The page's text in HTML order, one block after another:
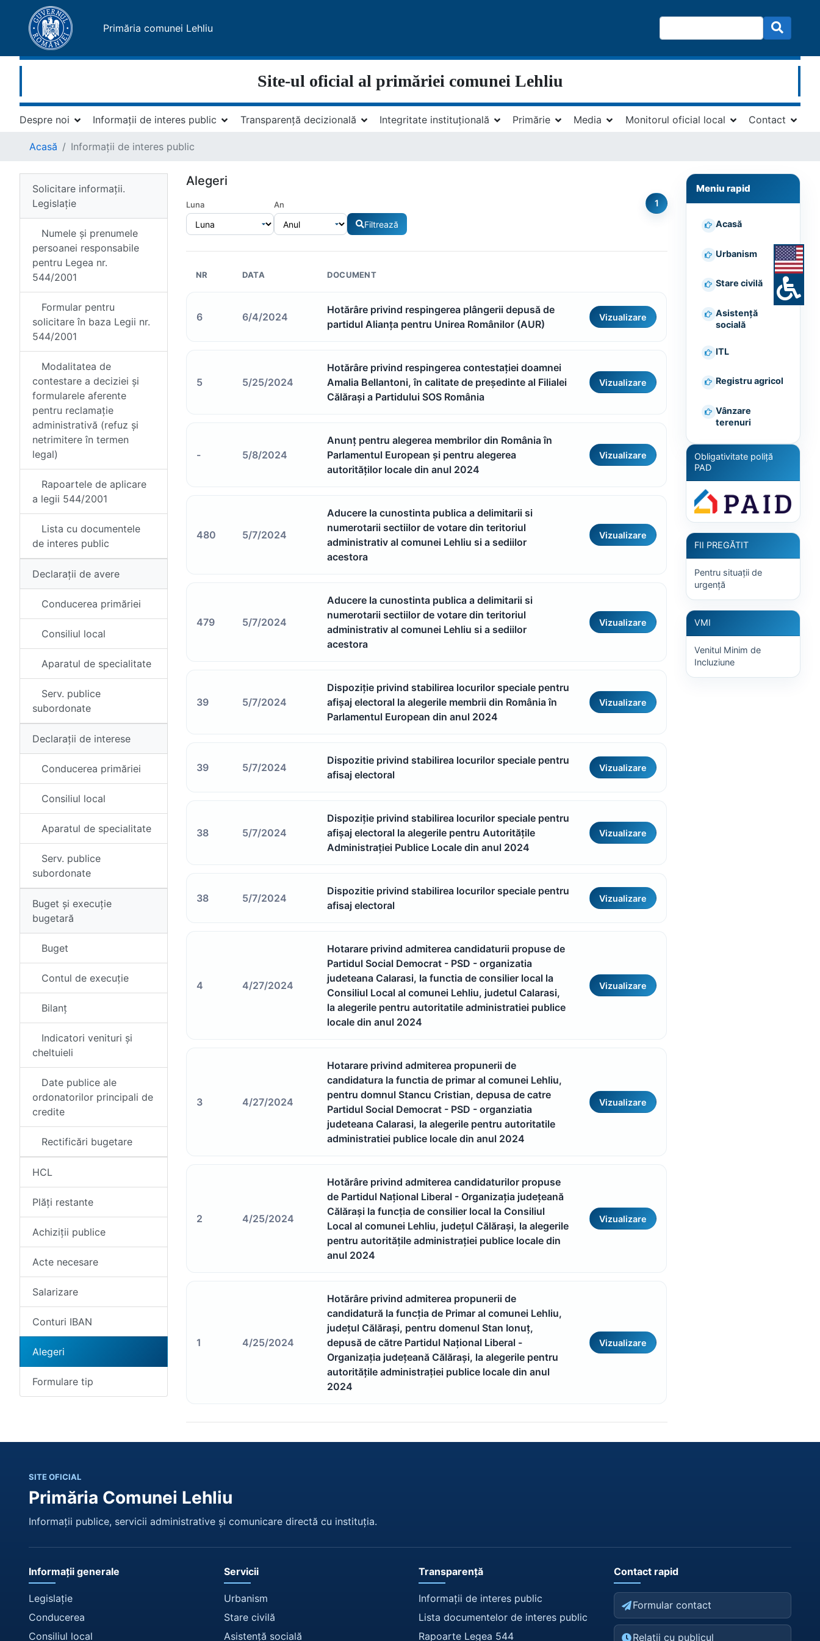
Primăria comunei Lehliu
Site-ul oficial al primăriei comunei Lehliu
Despre noi Informații de interes public Transparență decizională Integritate instituțională Primărie Media Monitorul oficial local Contact
Acasă Informații de interes public
Solicitare informații.
Legislație
Numele și prenumele
persoanei responsabile
pentru Legea nr.
544/2001
Formular pentru
solicitare în baza Legii nr.
544/2001
Modalitatea de
contestare a deciziei și
formularele aferente
pentru reclamație
administrativă (refuz și
netrimitere în termen
legal)
Rapoartele de aplicare
a legii 544/2001
Lista cu documentele
de interes public
Declarații de avere
Conducerea primăriei
Consiliul local
Aparatul de specialitate
Serv. publice
subordonate
Declarații de interese
Conducerea primăriei
Consiliul local
Aparatul de specialitate
Serv. publice
subordonate
Buget și execuție
bugetară
Buget
Contul de execuție
Bilanț
Indicatori venituri și
cheltuieli
Date publice ale
ordonatorilor principali de
credite
Rectificări bugetare
HCL
Plăți restante
Achiziții publice
Acte necesare
Salarizare
Conturi IBAN
Alegeri
Formulare tip
Alegeri
Luna An
Filtrează
1
NR DATA DOCUMENT
6 6/4/2024
Hotărâre privind respingerea plângerii depusă de
partidul Alianța pentru Unirea Românilor (AUR)
Vizualizare
5 5/25/2024
Hotărâre privind respingerea contestației doamnei
Amalia Bellantoni, în calitate de președinte al Filialei
Călărași a Partidului SOS România
Vizualizare
- 5/8/2024
Anunț pentru alegerea membrilor din România în
Parlamentul European și pentru alegerea
autorităților locale din anul 2024
Vizualizare
480 5/7/2024
Aducere la cunostinta publica a delimitarii si
numerotarii sectiilor de votare din teritoriul
administrativ al comunei Lehliu si a sediilor
acestora
Vizualizare
479 5/7/2024
Aducere la cunostinta publica a delimitarii si
numerotarii sectiilor de votare din teritoriul
administrativ al comunei Lehliu si a sediilor
acestora
Vizualizare
39 5/7/2024
Dispoziție privind stabilirea locurilor speciale pentru
afișaj electoral la alegerile membrii din România în
Parlamentul European din anul 2024
Vizualizare
39 5/7/2024
Dispozitie privind stabilirea locurilor speciale pentru
afisaj electoral
Vizualizare
38 5/7/2024
Dispoziție privind stabilirea locurilor speciale pentru
afișaj electoral la alegerile pentru Autoritățile
Administrației Publice Locale din anul 2024
Vizualizare
38 5/7/2024
Dispozitie privind stabilirea locurilor speciale pentru
afisaj electoral
Vizualizare
4 4/27/2024
Hotarare privind admiterea candidaturii propuse de
Partidul Social Democrat - PSD - organizatia
judeteana Calarasi, la functia de consilier local la
Consiliul Local al comunei Lehliu, judetul Calarasi,
la alegerile pentru autoritatile administratiei publice
locale din anul 2024
Vizualizare
3 4/27/2024
Hotarare privind admiterea propunerii de
candidatura la functia de primar al comunei Lehliu,
pentru domnul Stancu Cristian, depusa de catre
Partidul Social Democrat - PSD - organziatia
judeteana Calarasi, la alegerile pentru autoritatile
administratiei publice locale din anul 2024
Vizualizare
2 4/25/2024
Hotărâre privind admiterea candidaturilor propuse
de Partidul Național Liberal - Organizația județeană
Călărași la funcția de consilier local la Consiliul
Local al comunei Lehliu, județul Călărași, la alegerile
pentru autoritățile administrației publice locale din
anul 2024
Vizualizare
1 4/25/2024
Hotărâre privind admiterea propunerii de
candidatură la funcția de Primar al comunei Lehliu,
județul Călărași, pentru domenul Stan Ionuț,
depusă de către Partidul Național Liberal -
Organizația județeană Călărași, la alegerile pentru
autoritățile administrației publice locale din anul
2024
Vizualizare
Meniu rapid
Acasă
Urbanism
Stare civilă
Asistență
socială
ITL
Registru agricol
Vânzare
terenuri
Obligativitate poliță
PAD
FII PREGĂTIT
Pentru situații de
urgență
VMI
Venitul Minim de
Incluziune
SITE OFICIAL
Primăria Comunei Lehliu
Informații publice, servicii administrative și comunicare directă cu instituția.
Informații generale
Legislație
Conducerea
Consiliul local
Servicii
Urbanism
Stare civilă
Asistență socială
Transparență
Informații de interes public
Lista documentelor de interes public
Rapoarte Legea 544
Contact rapid
Formular contact
Relații cu publicul